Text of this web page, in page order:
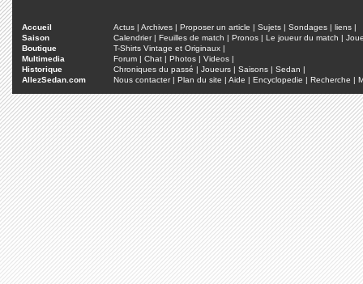
Accueil Actus | Archives | Proposer un article | Sujets | Sondages | liens |
Saison
Calendrier| Feuilles de match | Pronos | Le joueur du match |
Boutique
T-Shirts Vintage et Originaux |
Multimedia
Forum | Chat | Photos | Videos |
Historique
Chroniques du passé | Joueurs | Saisons | Sedan |
AllezSedan.com
Nous contacter| Plan du site | Aide | Encyclopedie | Recherche |